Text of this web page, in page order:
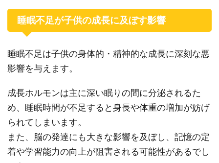
睡眠不足が子供の成長に及ぼす影響
睡眠不足は子供の身体的・精神的な成長に深刻な悪
影響を与えます。
成長ホルモンは主に深い眠りの間に分泌されるた
め、睡眠時間が不足すると身長や体重の増加が妨げ
られてしまいます。
また、脳の発達にも大きな影響を及ぼし、記憶の定
着や学習能力の向上が阻害される可能性があるでし